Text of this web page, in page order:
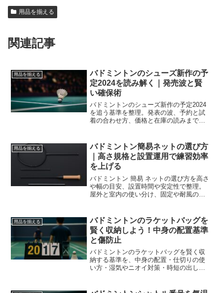
用品を揃える
関連記事
用品を揃える
バドミントンのシューズ新作の予
定2024を読み解く｜発売波と賢
い確保術
バドミントンのシューズ新作の予定2024
を追う基準を整理。発表の波、予約と試
着の合わせ方、価格と在庫の読みまで実
用品を揃える
バドミントン簡易ネットの選び方
｜高さ規格と設置運用で練習効率
を上げる
バドミントン 簡易 ネットの選び方を高さ
や幅の目安、設置時間や安定性で整理。
屋外と室内の使い分け、固定や耐風の工
用品を揃える
バドミントンのラケットバッグを
賢く収納しよう！中身の配置基準
と傷防止
バドミントンのラケットバッグを賢く収
納する基準を、中身の配置・仕切りの使
い方・湿気やニオイ対策・時短の出し入
兼用でも崩れない実践ルールを解説しま